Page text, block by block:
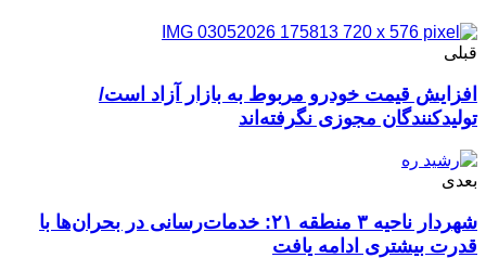
قبلی
افزایش قیمت خودرو مربوط به بازار آزاد است/
تولیدکنندگان مجوزی نگرفته‌اند
بعدی
شهردار ناحیه ۳ منطقه ۲۱: خدمات‌رسانی در بحران‌ها با
قدرت بیشتری ادامه یافت